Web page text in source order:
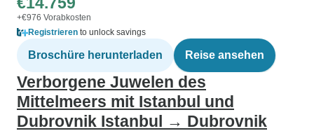
+€976 Vorabkosten
Registrieren to unlock savings
Broschüre herunterladen Reise ansehen
Verborgene Juwelen des
Mittelmeers mit Istanbul und
Dubrovnik Istanbul → Dubrovnik